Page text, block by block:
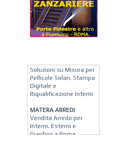
Soluzioni su Misura per
Pellicole Solari, Stampa
Digitale e
Riqualificazione Interni
MATERA ARREDI
Vendita Arredo per
Interni, Esterni e
Giardino a Roma